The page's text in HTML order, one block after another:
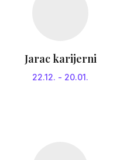
Jarac karijerni
22.12. - 20.01.